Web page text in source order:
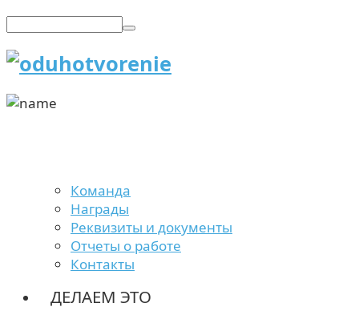
Команда
Награды
Реквизиты и документы
Отчеты о работе
Контакты
ДЕЛАЕМ ЭТО